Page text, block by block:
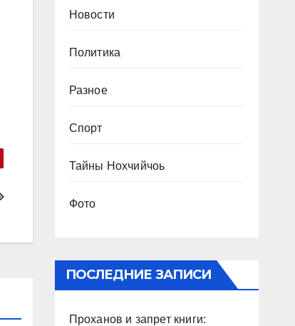
Новости
Политика
Разное
Спорт
Тайны Нохчийчоь
Фото
ПОСЛЕДНИЕ ЗАПИСИ
Проханов и запрет книги: